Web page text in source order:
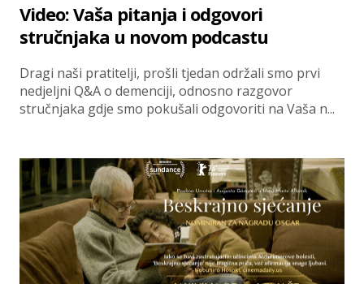
Video: Vaša pitanja i odgovori
stručnjaka u novom podcastu
Dragi naši pratitelji, prošli tjedan održali smo prvi
nedjeljni Q&A o demenciji, odnosno razgovor
stručnjaka gdje smo pokušali odgovoriti na Vaša n...